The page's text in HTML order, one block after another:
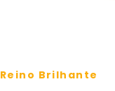
Reino Brilhante